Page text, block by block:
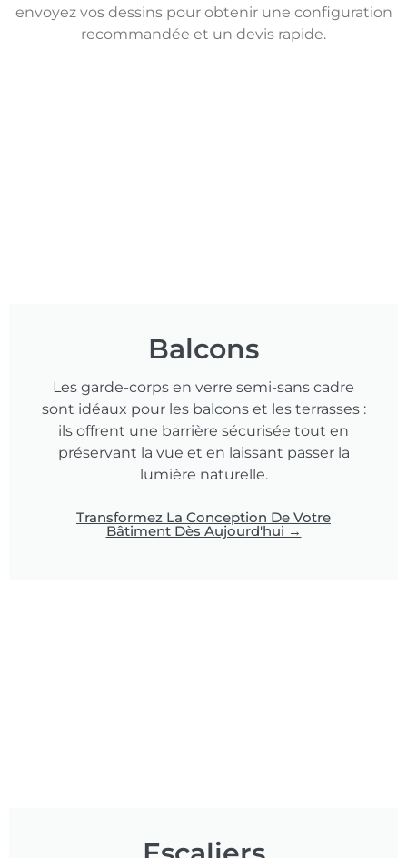
envoyez vos dessins pour obtenir une configuration
recommandée et un devis rapide.
Balcons
Les garde-corps en verre semi-sans cadre
sont idéaux pour les balcons et les terrasses :
ils offrent une barrière sécurisée tout en
préservant la vue et en laissant passer la
lumière naturelle.
Transformez La Conception De Votre
Bâtiment Dès Aujourd'hui →